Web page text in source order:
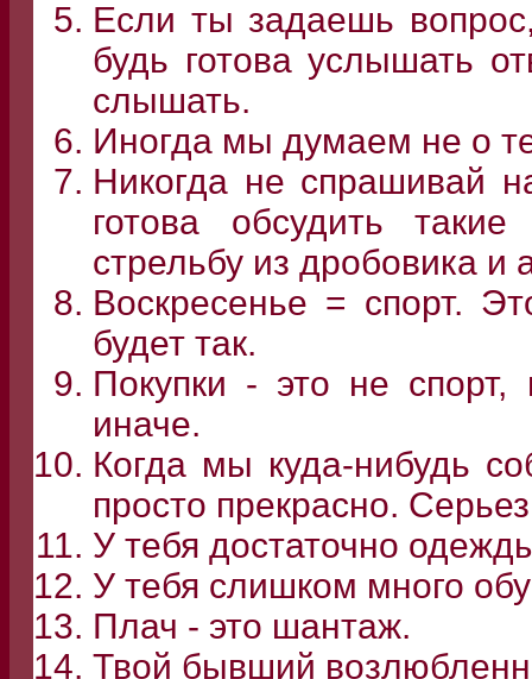
Если ты задаешь
будь готова услышать
слышать.
Иногда мы думаем не о
Никогда не спрашивай
готова обсудить
стрельбу из дробовика и
Воскресенье = спорт.
будет так.
Покупки - это не
иначе.
Когда мы куда-нибудь
просто прекрасно.
У тебя достаточно
У тебя слишком много
Плач - это шантаж.
Твой бывший